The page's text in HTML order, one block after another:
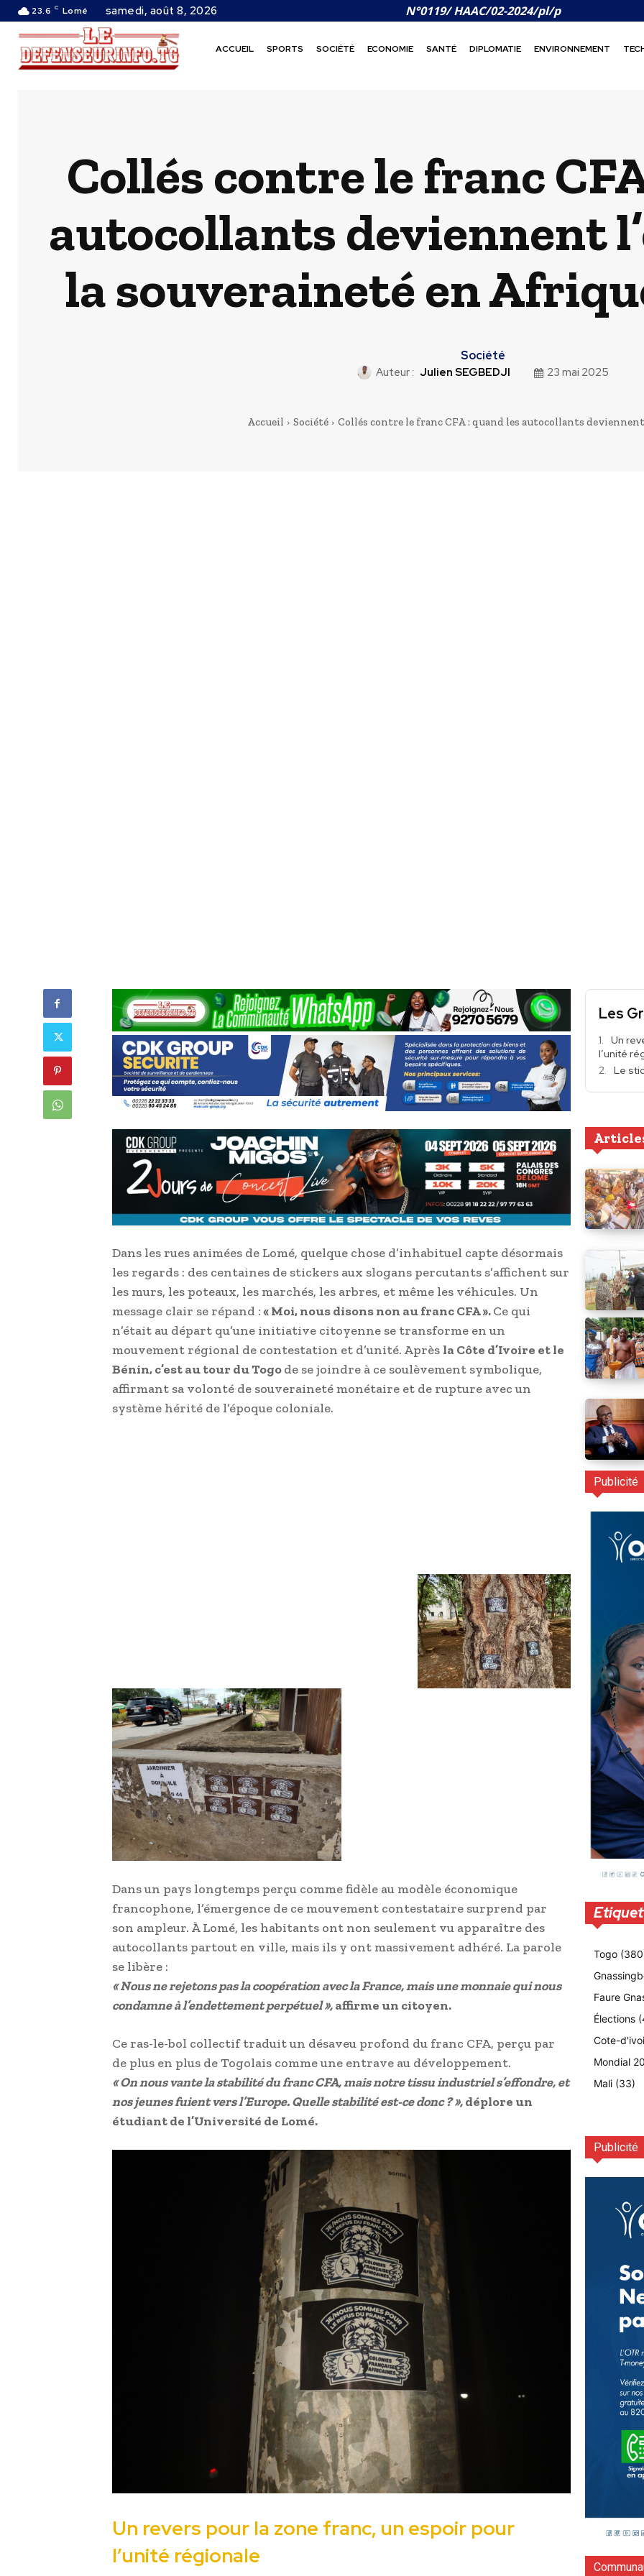
23.6 C Lomé samedi, août 8, 2026 N°0119/ HAAC/02-2024/pl/p
ACCUEIL SPORTS SOCIÉTÉ ECONOMIE SANTÉ DIPLOMATIE ENVIRONNEMENT
Collés contre le franc
autocollants deviennent
la souveraineté en
Société
Auteur : Julien SEGBEDJI 23 mai 2025
Accueil Société Collés contre le franc CFA : quand les autocollants deviennent
Dans les rues animées de Lomé, quelque chose d’inhabituel capte désormais
les regards : des centaines de stickers aux slogans percutants s’affichent sur
les murs, les poteaux, les marchés, les arbres, et même les véhicules. Un
message clair se répand :« Moi, nous disons non au franc CFA ».Ce qui
n’était au départ qu’une initiative citoyenne se transforme en un
mouvement régional de contestation et d’unité. Après la Côte d’Ivoire et le
Bénin, c’est au tour du Togode se joindre à ce soulèvement symbolique,
affirmant sa volonté de souveraineté monétaire et de rupture avec un
système hérité de l’époque coloniale.
Dans un pays longtemps perçu comme fidèle au modèle économique
francophone, l’émergence de ce mouvement contestataire surprend par
son ampleur. À Lomé, les habitants ont non seulement vu apparaître des
autocollants partout en ville, mais ils y ont massivement adhéré. La parole
se libère :
« Nous ne rejetons pas la coopération avec la France, mais une monnaie qui nous
condamne à l’endettement perpétuel »,affirme un citoyen.
Ce ras-le-bol collectif traduit un désaveu profond du franc CFA, perçu par
de plus en plus de Togolais comme une entrave au développement.
« On nous vante la stabilité du franc CFA, mais notre tissu industriel s’effondre, et
nos jeunes fuient vers l’Europe. Quelle stabilité est-ce donc ? »,déplore un
étudiant de l’Université de Lomé.
Un revers pour la zone franc, un espoir pour
l’unité régionale
Les
Un
l’unité
Le
Publicité
Togo
Faure
Élections
Cote-
Mondial
Mali (33)
Publicité